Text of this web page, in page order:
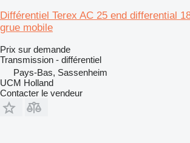
Différentiel Terex AC 25 end differential
grue mobile
Prix sur demande
Transmission - différentiel
Pays-Bas, Sassenheim
UCM Holland
Contacter le vendeur